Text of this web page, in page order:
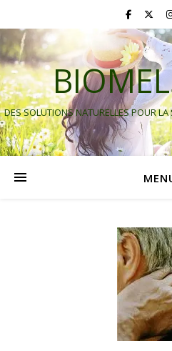
DES SOLUTIONS NATURELLES POUR LA